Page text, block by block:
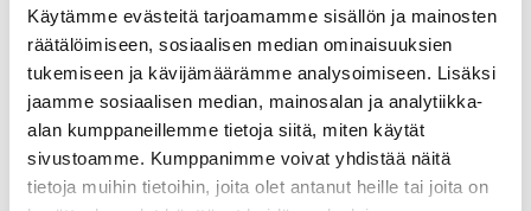
Käytämme evästeitä tarjoamamme sisällön ja mainosten
räätälöimiseen, sosiaalisen median ominaisuuksien
tukemiseen ja kävijämäärämme analysoimiseen. Lisäksi
jaamme sosiaalisen median, mainosalan ja analytiikka-
alan kumppaneillemme tietoja siitä, miten käytät
sivustoamme. Kumppanimme voivat yhdistää näitä
tietoja muihin tietoihin, joita olet antanut heille tai joita on
TIEDOT
Päivämäärä:
to 22.6.2023
Aika:
17:00 - 19:00
Tapahtumaluokka:
Markkinat ja myyjäiset